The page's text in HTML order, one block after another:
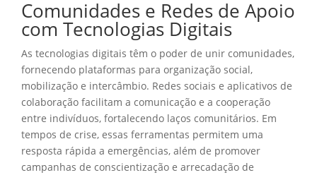
Comunidades e Redes de Apoio
com Tecnologias Digitais
As tecnologias digitais têm o poder de unir comunidades,
fornecendo plataformas para organização social,
mobilização e intercâmbio. Redes sociais e aplicativos de
colaboração facilitam a comunicação e a cooperação
entre indivíduos, fortalecendo laços comunitários. Em
tempos de crise, essas ferramentas permitem uma
resposta rápida a emergências, além de promover
campanhas de conscientização e arrecadação de